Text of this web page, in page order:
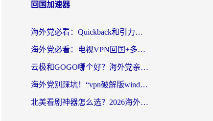
回国加速器
海外党必看：Quickback和引力好用吗？3分钟搞懂回国加速器怎么选
海外党必看：电视VPN回国+多设备无缝访问国内资源的实用指南
云极和GOGO哪个好？海外党亲测回国加速器选择指南（附iOS免费&Windows VPN实用技巧）
海外党别踩坑！“vpn破解版windows”真的能用？教你选对回国加速器无缝刷国内资源
北美看剧神器怎么选？2026海外华人无缝访问国内资源全攻略